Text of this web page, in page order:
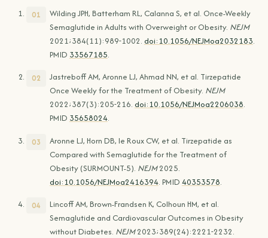
Wilding JPH, Batterham RL, Calanna S, et al. Once-Weekly
Semaglutide in Adults with Overweight or Obesity. NEJM
2021;384(11):989-1002. doi:10.1056/NEJMoa2032183.
PMID 33567185.
Jastreboff AM, Aronne LJ, Ahmad NN, et al. Tirzepatide
Once Weekly for the Treatment of Obesity. NEJM
2022;387(3):205-216. doi:10.1056/NEJMoa2206038.
PMID 35658024.
Aronne LJ, Horn DB, le Roux CW, et al. Tirzepatide as
Compared with Semaglutide for the Treatment of
Obesity (SURMOUNT-5). NEJM2025.
doi:10.1056/NEJMoa2416394. PMID 40353578.
Lincoff AM, Brown-Frandsen K, Colhoun HM, et al.
Semaglutide and Cardiovascular Outcomes in Obesity
without Diabetes. NEJM2023;389(24):2221-2232.